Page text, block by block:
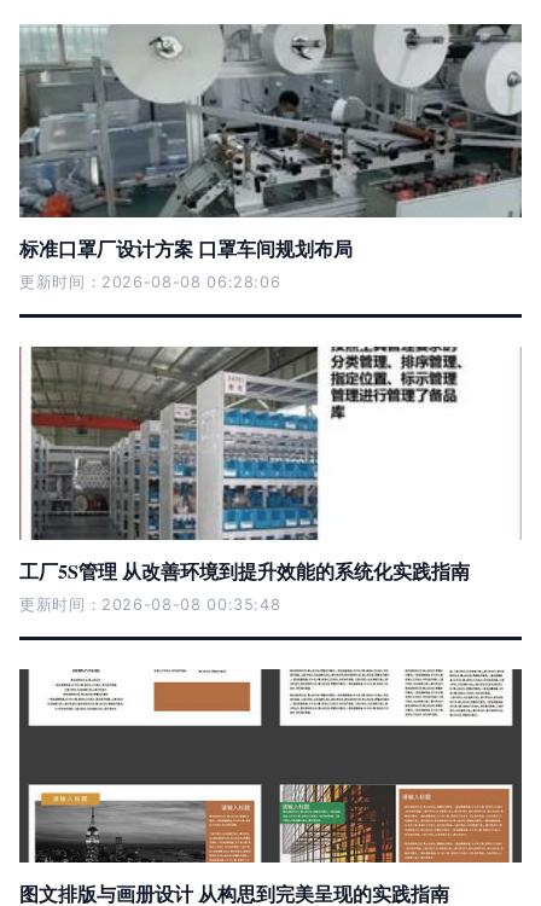
标准口罩厂设计方案 口罩车间规划布局
更新时间：2026-08-08 06:28:06
工厂5S管理 从改善环境到提升效能的系统化实践指南
更新时间：2026-08-08 00:35:48
图文排版与画册设计 从构思到完美呈现的实践指南